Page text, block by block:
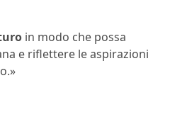
in modo che possa
e riflettere le aspirazioni